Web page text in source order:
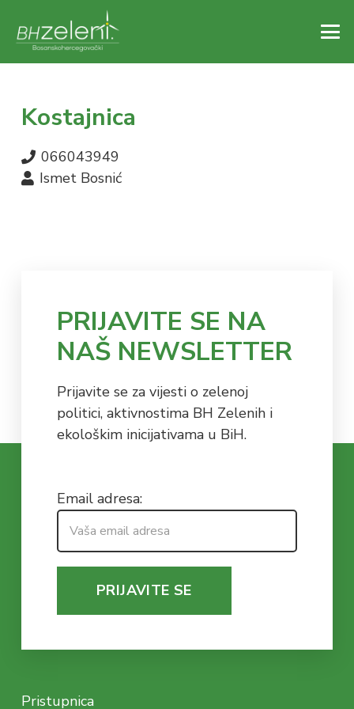
Kostajnica
066043949
Ismet Bosnić
PRIJAVITE SE NA
NAŠ NEWSLETTER
Prijavite se za vijesti o zelenoj
politici, aktivnostima BH Zelenih i
ekološkim inicijativama u BiH.
Email adresa:
Pristupnica